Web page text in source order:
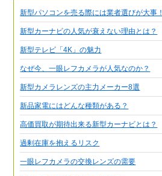
新型パソコンを売る際には業者選びが大事！
新型カーナビの人気が衰えない理由とは？
新型テレビ「4K」の魅力
なぜ今、一眼レフカメラが人気なのか？
新型カメラレンズの主力メーカー8選
新品家電にはどんな種類がある？
高価買取が期待出来る新型カーナビとは？
過剰在庫を抱えるリスク
一眼レフカメラの交換レンズの需要